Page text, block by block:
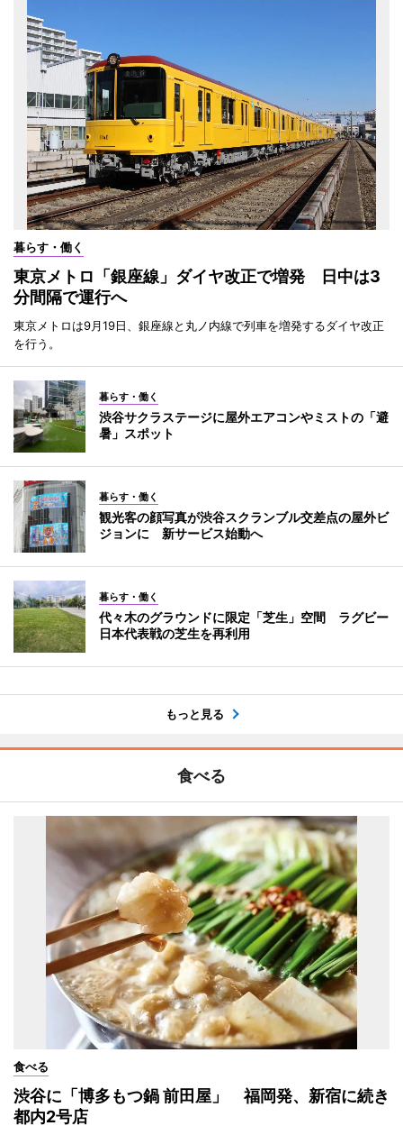
暮らす・働く
東京メトロ「銀座線」ダイヤ改正で増発 日中は3
分間隔で運行へ
東京メトロは9月19日、銀座線と丸ノ内線で列車を増発するダイヤ改正
を行う。
暮らす・働く
渋谷サクラステージに屋外エアコンやミストの「避
暑」スポット
暮らす・働く
観光客の顔写真が渋谷スクランブル交差点の屋外ビ
ジョンに 新サービス始動へ
暮らす・働く
代々木のグラウンドに限定「芝生」空間 ラグビー
日本代表戦の芝生を再利用
もっと見る
食べる
食べる
渋谷に「博多もつ鍋 前田屋」 福岡発、新宿に続き
都内2号店